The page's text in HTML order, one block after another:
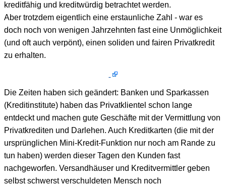
kreditfähig und kreditwürdig betrachtet werden.
Aber trotzdem eigentlich eine erstaunliche Zahl - war es
doch noch von wenigen Jahrzehnten fast eine Unmöglichkeit
(und oft auch verpönt), einen soliden und fairen Privatkredit
zu erhalten.
Die Zeiten haben sich geändert: Banken und Sparkassen
(Kreditinstitute) haben das Privatklientel schon lange
entdeckt und machen gute Geschäfte mit der Vermittlung von
Privatkrediten und Darlehen. Auch Kreditkarten (die mit der
ursprünglichen Mini-Kredit-Funktion nur noch am Rande zu
tun haben) werden dieser Tagen den Kunden fast
nachgeworfen. Versandhäuser und Kreditvermittler geben
selbst schwerst verschuldeten Mensch noch